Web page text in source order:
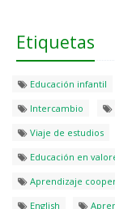
Etiquetas
Educación infantil
Intercambio
Viaje de estudios
Educación en
Aprendizaje
English